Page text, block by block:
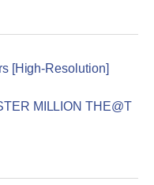
[High-Resolution]
MILLION THE@T